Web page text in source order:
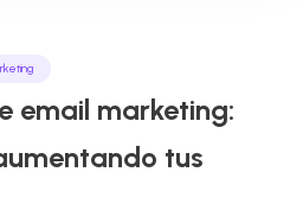
email marketing:
tus